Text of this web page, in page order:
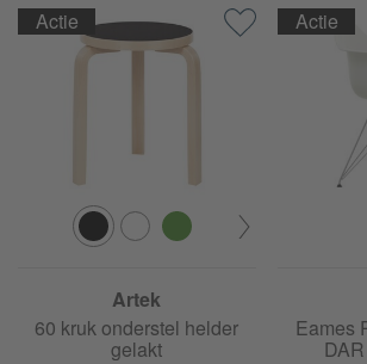
Artek
60 kruk onderstel helder
gelakt
Actie
Eames
Actie